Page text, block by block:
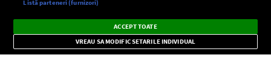
CONFIDENŢIALITATE
Dark
Mode
Radio live, podcasturi, știri și alerte
importante.
×
Listă parteneri (furnizori)
ACCEPT TOATE
VREAU SA MODIFIC SETARILE INDIVIDUAL